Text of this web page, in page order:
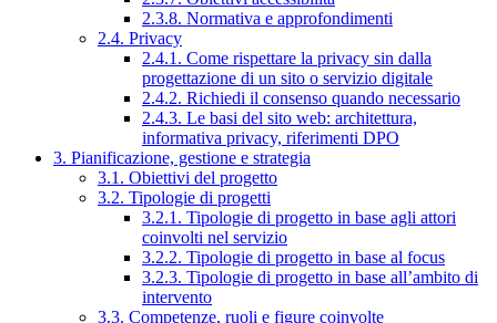
2.3.8. Normativa e approfondimenti
2.4. Privacy
2.4.1. Come rispettare la privacy sin dalla
progettazione di un sito o servizio digitale
2.4.2. Richiedi il consenso quando necessario
2.4.3. Le basi del sito web: architettura,
informativa privacy, riferimenti DPO
3. Pianificazione, gestione e strategia
3.1. Obiettivi del progetto
3.2. Tipologie di progetti
3.2.1. Tipologie di progetto in base agli attori
coinvolti nel servizio
3.2.2. Tipologie di progetto in base al focus
3.2.3. Tipologie di progetto in base all’ambito di
intervento
3.3. Competenze, ruoli e figure coinvolte